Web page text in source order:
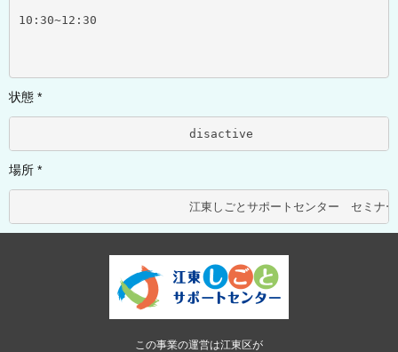
10:30~12:30
状態 *
場所 *
この事業の運営は江東区が